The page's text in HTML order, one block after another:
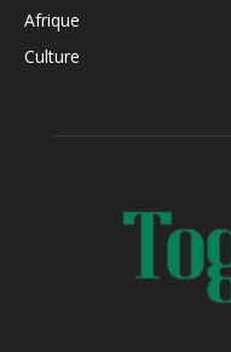
Afrique
Culture